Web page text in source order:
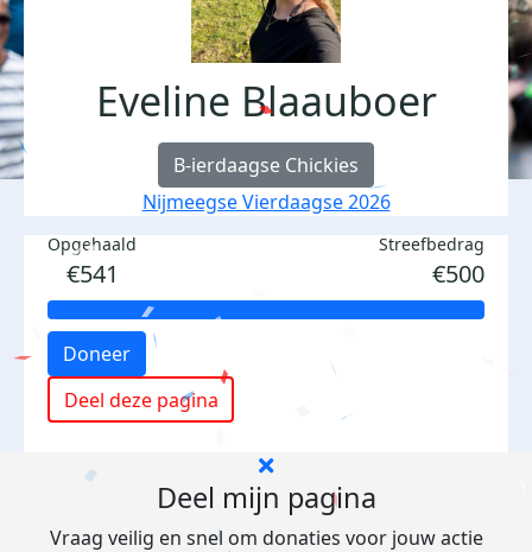
Eveline Blaauboer
B-ierdaagse Chickies
Nijmeegse Vierdaagse 2026
Opgehaald
€541
Streefbedrag
€500
Doneer
Deel deze pagina
Deel mijn pagina
Vraag veilig en snel om donaties voor jouw actie